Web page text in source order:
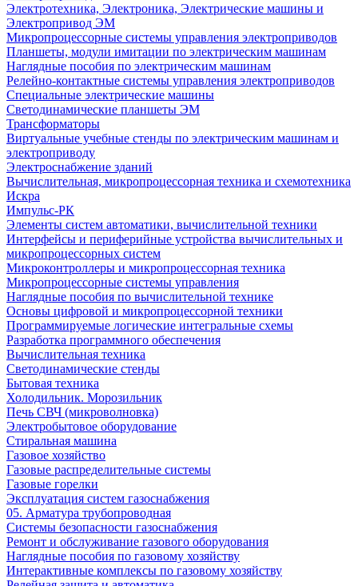
Электротехника, Электроника, Электрические машины и
Электропривод ЭМ
Микропроцессорные системы управления электроприводов
Планшеты, модули имитации по электрическим машинам
Наглядные пособия по электрическим машинам
Релейно-контактные системы управления электроприводов
Специальные электрические машины
Светодинамические планшеты ЭМ
Трансформаторы
Виртуальные учебные стенды по электрическим машинам и
электроприводу
Электроснабжение зданий
Вычислительная, микропроцессорная техника и схемотехника
Искра
Импульс-РК
Элементы систем автоматики, вычислительной техники
Интерфейсы и периферийные устройства вычислительных и
микропроцессорных систем
Микроконтроллеры и микропроцессорная техника
Микропроцессорные системы управления
Наглядные пособия по вычислительной технике
Основы цифровой и микропроцессорной техники
Программируемые логические интегральные схемы
Разработка программного обеспечения
Вычислительная техника
Светодинамические стенды
Бытовая техника
Холодильник. Морозильник
Печь СВЧ (микроволновка)
Электробытовое оборудование
Стиральная машина
Газовое хозяйство
Газовые распределительные системы
Газовые горелки
Эксплуатация систем газоснабжения
05. Арматура трубопроводная
Системы безопасности газоснабжения
Ремонт и обслуживание газового оборудования
Наглядные пособия по газовому хозяйству
Интерактивные комплексы по газовому хозяйству